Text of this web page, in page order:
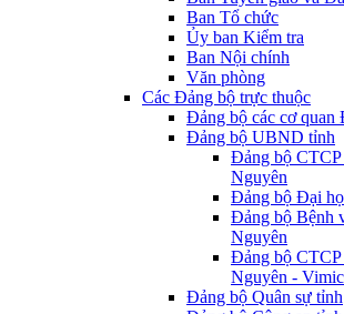
Ban Tổ chức
Ủy ban Kiểm tra
Ban Nội chính
Văn phòng
Các Đảng bộ trực thuộc
Đảng bộ các cơ quan
Đảng bộ UBND tỉnh
Đảng bộ CTCP
Nguyên
Đảng bộ Đại
Đảng bộ Bệnh
Nguyên
Đảng bộ
Nguyên -
Đảng bộ Quân sự tỉnh